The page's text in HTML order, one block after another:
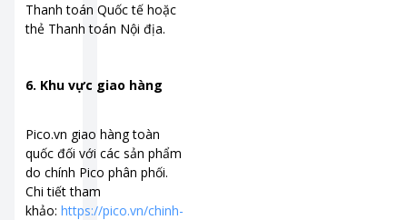
Thanh toán Quốc tế hoặc
thẻ Thanh toán Nội địa.
6. Khu vực giao hàng
Pico.vn giao hàng toàn
quốc đối với các sản phẩm
do chính Pico phân phối.
Chi tiết tham
khảo: https://pico.vn/chinh-